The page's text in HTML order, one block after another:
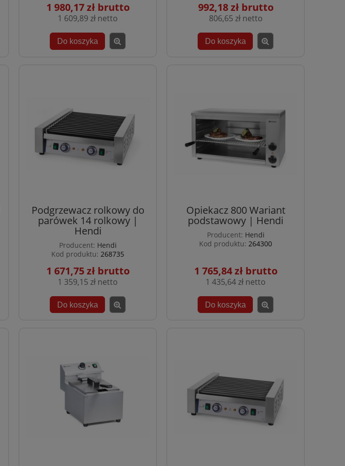
1 980,17 zł
1 609,89 zł
Do koszyka
992,18 zł
806,65 zł
Do koszyka
Podgrzewacz rolkowy do
parówek 14 rolkowy |
Hendi
Producent: Hendi
Kod produktu: 268735
1 671,75 zł
1 359,15 zł
Do koszyka
Opiekacz 800 Wariant
podstawowy | Hendi
Producent: Hendi
Kod produktu: 264300
1 765,84 zł
1 435,64 zł
Do koszyka